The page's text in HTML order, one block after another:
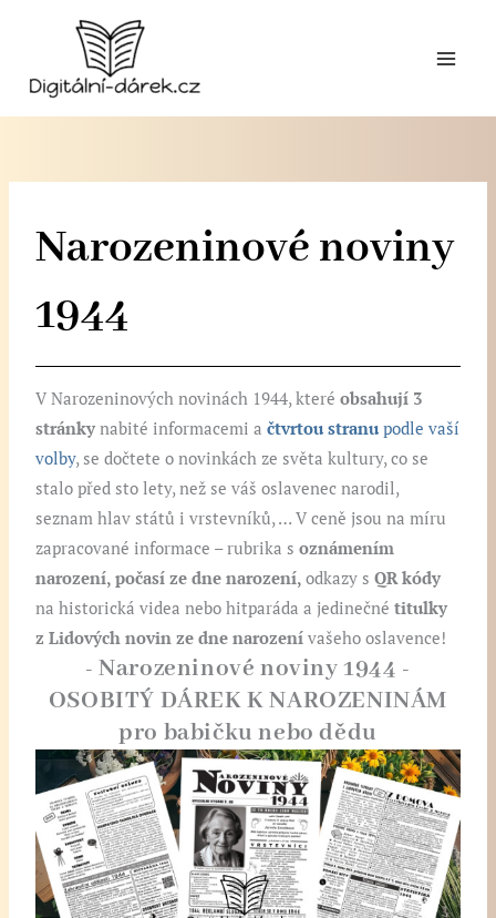
obsah
Narozeninové noviny
1944
V Narozeninových novinách 1944, kteréobsahují 3
stránkynabité informacemi a čtvrtou stranupodle vaší
volby, se dočtete o novinkách ze světa kultury, co se
stalo před sto lety, než se váš oslavenec narodil,
seznam hlav států i vrstevníků, … V ceně jsou na míru
zapracované informace –rubrika s oznámením
narození, počasí ze dne narození,odkazy s QR kódy
na historická videa nebo hitparáda a jedinečné titulky
z Lidových novin ze dne narozenívašeho oslavence!
- Narozeninové noviny 1944 -
OSOBITÝ DÁREK K NAROZENINÁM
pro babičku nebo dědu